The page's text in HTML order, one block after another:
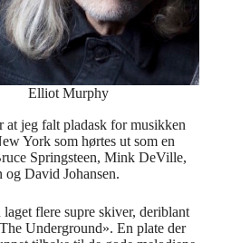
Elliot Murphy
at jeg falt pladask for musikken
York som hørtes ut som en
Springsteen, Mink DeVille,
David Johansen.
laget flere supre skiver, deriblant
Underground». En plate der